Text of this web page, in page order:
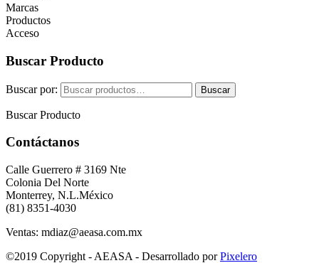
Marcas
Productos
Acceso
Buscar Producto
Buscar por: Buscar
Buscar Producto
Contáctanos
Calle Guerrero # 3169 Nte
Colonia Del Norte
Monterrey, N.L.México
(81) 8351-4030
Ventas: mdiaz@aeasa.com.mx
©2019 Copyright - AEASA - Desarrollado porPixelero